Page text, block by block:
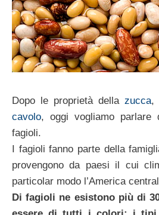
Dopo le proprietà della zucca,
cavolo, oggi vogliamo parlare
fagioli.
I fagioli fanno parte della
provengono da paesi il cui
particolar modo l’America
Di fagioli ne esistono più di